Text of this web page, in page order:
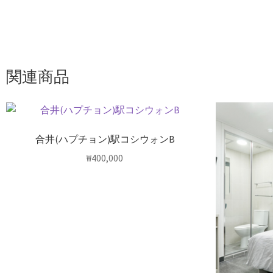
関連商品
合井(ハプチョン)駅コシウォンB
₩400,000